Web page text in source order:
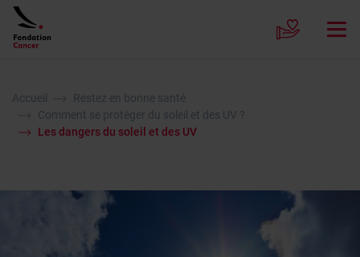
Accueil
Restez en bonne santé
Comment se protéger du soleil et des UV ?
Les dangers du soleil et des UV